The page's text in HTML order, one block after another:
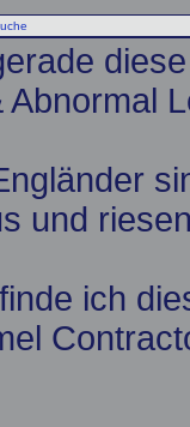
Abnormal
und
ich